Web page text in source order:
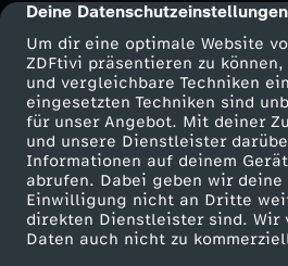
cmp-dialog-description
Deine Datenschutzeinstellungen
Um dir eine optimale Website
ZDFtivi präsentieren zu
und vergleichbare Techniken
eingesetzten Techniken sind
für unser Angebot. Mit deiner
und unsere Dienstleister
Informationen auf deinem
abrufen. Dabei geben wir deine
Einwilligung nicht an Dritte
direkten Dienstleister sind. Wir
Daten auch nicht zu
i
n
d
d
i
Mehr ZDF
ZDF-Apps
Smart TV
ZDFtext